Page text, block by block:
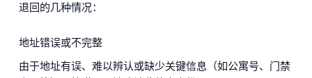
退回的几种情况：
地址错误或不完整
由于地址有误、难以辨认或缺少关键信息（如公寓号、门禁